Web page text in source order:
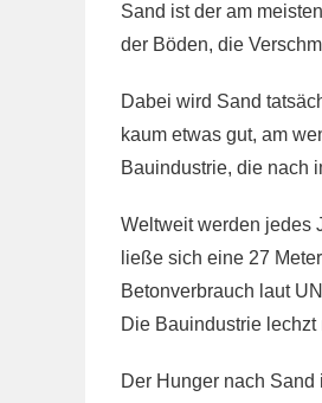
Sand ist der am
der Böden, die
Dabei wird Sand
kaum etwas gut, am
Bauindustrie, die nach
Weltweit werden jedes
ließe sich eine 27
Betonverbrauch laut
Die Bauindustrie lechzt
Der Hunger nach